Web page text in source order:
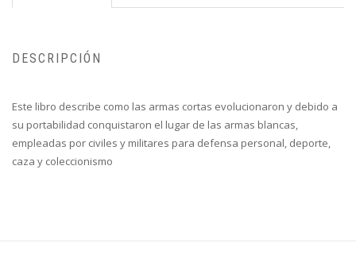
DESCRIPCIÓN
Este libro describe como las armas cortas evolucionaron y debido a
su portabilidad conquistaron el lugar de las armas blancas,
empleadas por civiles y militares para defensa personal, deporte,
caza y coleccionismo